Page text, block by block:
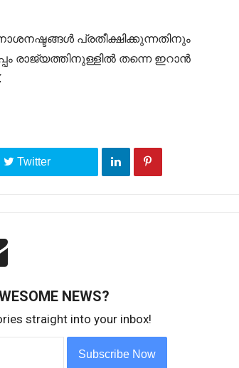
പ്രതീക്ഷിക്കുന്നതിനും
രാജ്യത്തിനുള്ളിൽ തന്നെ ഇറാൻ
Twitter
NEWS?
straight into your inbox!